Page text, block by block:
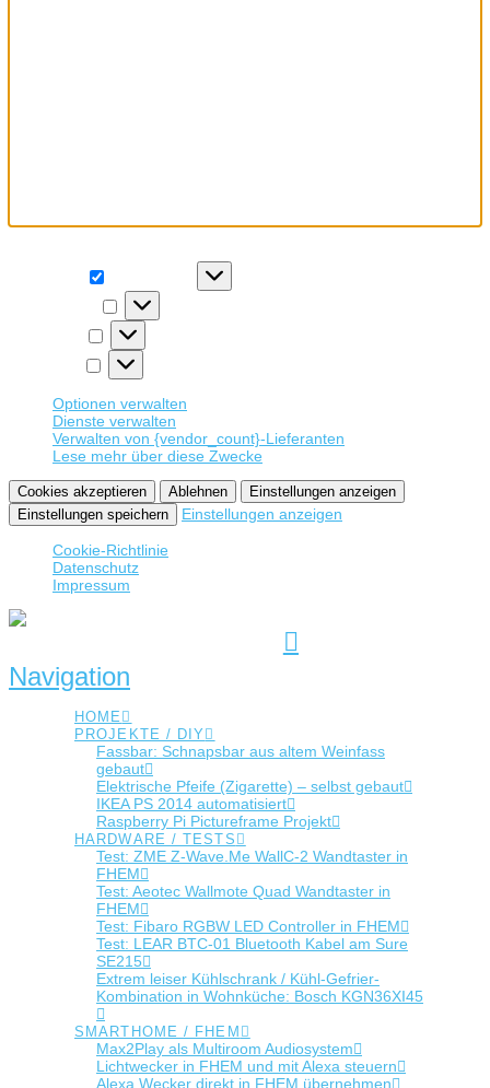
Präferenzen
Statistiken
Marketing
Optionen verwalten
Dienste verwalten
Verwalten von {vendor_count}-Lieferanten
Lese mehr über diese Zwecke
Cookies akzeptieren Ablehnen
Einstellungen anzeigen
Einstellungen speichern
Einstellungen anzeigen
Cookie-Richtlinie
Datenschutz
Impressum
Navigation
HOME
PROJEKTE / DIY
Fassbar: Schnapsbar aus altem Weinfass
gebaut
Elektrische Pfeife (Zigarette) – selbst gebaut
IKEA PS 2014 automatisiert
Raspberry Pi Pictureframe Projekt
HARDWARE / TESTS
Test: ZME Z-Wave.Me WallC-2 Wandtaster in
FHEM
Test: Aeotec Wallmote Quad Wandtaster in
FHEM
Test: Fibaro RGBW LED Controller in FHEM
Test: LEAR BTC-01 Bluetooth Kabel am Sure
SE215
Extrem leiser Kühlschrank / Kühl-Gefrier-
Kombination in Wohnküche: Bosch KGN36XI45
SMARTHOME / FHEM
Max2Play als Multiroom Audiosystem
Lichtwecker in FHEM und mit Alexa steuern
Alexa Wecker direkt in FHEM übernehmen